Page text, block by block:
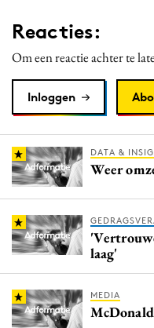
Programmatic
Purpose Marketing
Reputatie & crisis
Reacties:
Om een reactie achter te
Inloggen
DATA &
Weer
laag'
MEDIA